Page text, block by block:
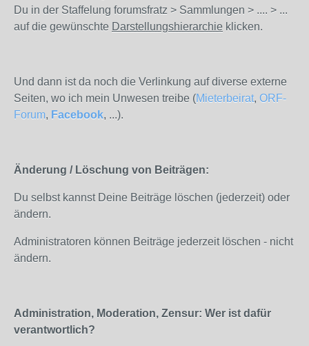
Du in der Staffelung forumsfratz > Sammlungen > .... > ...
auf die gewünschte Darstellungshierarchie klicken.
Und dann ist da noch die Verlinkung auf diverse externe
Seiten, wo ich mein Unwesen treibe (Mieterbeirat, ORF-
Forum, Facebook, ...).
Änderung / Löschung von Beiträgen:
Du selbst kannst Deine Beiträge löschen (jederzeit) oder
ändern.
Administratoren können Beiträge jederzeit löschen - nicht
ändern.
Administration, Moderation, Zensur: Wer ist dafür
verantwortlich?